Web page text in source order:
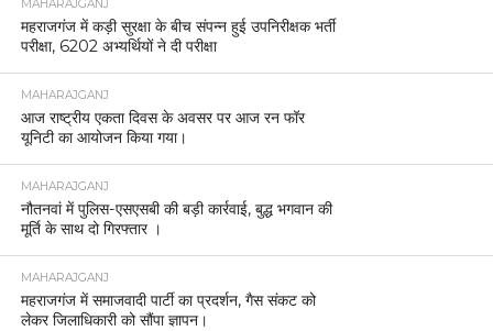
MAHARAJGANJ
महराजगंज में कड़ी सुरक्षा के बीच संपन्न हुई उपनिरीक्षक भर्ती
परीक्षा, 6202 अभ्यर्थियों ने दी परीक्षा
MAHARAJGANJ
आज राष्ट्रीय एकता दिवस के अवसर पर आज रन फॉर
यूनिटी का आयोजन किया गया।
MAHARAJGANJ
नौतनवां में पुलिस-एसएसबी की बड़ी कार्रवाई, बुद्ध भगवान की
मूर्ति के साथ दो गिरफ्तार ।
MAHARAJGANJ
महराजगंज में समाजवादी पार्टी का प्रदर्शन, गैस संकट को
लेकर जिलाधिकारी को सौंपा ज्ञापन।